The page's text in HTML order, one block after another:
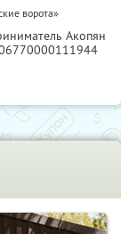
ворота»
Акопян